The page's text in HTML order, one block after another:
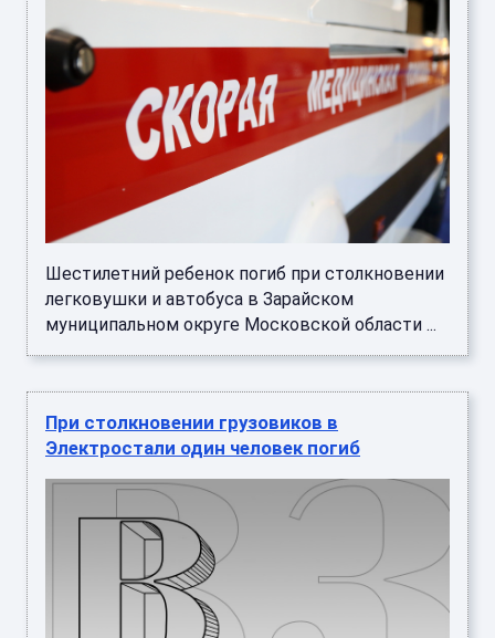
Шестилетний ребенок погиб при столкновении
легковушки и автобуса в Зарайском
муниципальном округе Московской области ...
При столкновении грузовиков в
Электростали один человек погиб